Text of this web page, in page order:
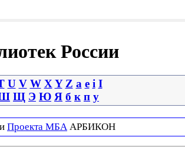
России
U V W X Y Z a e i І
Щ Э Ю Я б к п у
Проекта МБА АРБИКОН